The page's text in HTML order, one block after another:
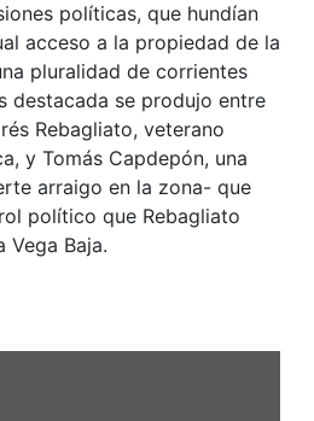
políticas, que hundían
acceso a la propiedad de la
pluralidad de corrientes
destacada se produjo entre
Rebagliato, veterano
y Tomás Capdepón, una
arraigo en la zona- que
político que Rebagliato
Vega Baja.